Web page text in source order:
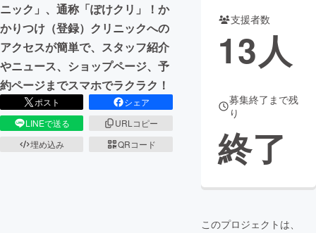
ニック」、通称「ぽけクリ」！か
かりつけ（登録）クリニックへの
アクセスが簡単で、スタッフ紹介
やニュース、ショップページ、予
約ページまでスマホでラクラク！
ポスト
シェア
LINEで送る
URLコピー
埋め込み
QRコード
支援者数
13人
募集終了まで残
り
終了
このプロジェクトは、